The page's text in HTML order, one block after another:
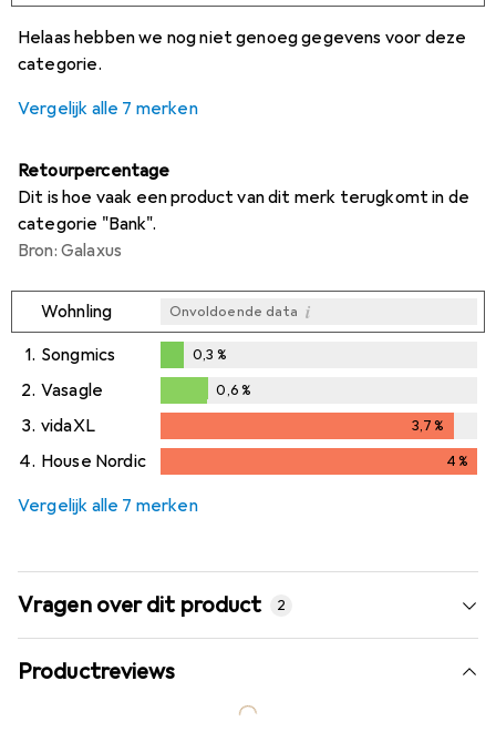
Helaas hebben we nog niet genoeg gegevens voor deze
categorie.
Vergelijk alle 7 merken
Retourpercentage
Dit is hoe vaak een product van dit merk terugkomt in de
categorie "Bank".
Bron: Galaxus
Wohnling Onvoldoende data i
1. Songmics
0,3%
0,3 %
2. Vasagle
0,6%
0,6%
3. vidaXL 3,7%
3,7%
4. House Nordic 4%
Vergelijk alle 7 merken
Vragen over dit product 2
Productreviews